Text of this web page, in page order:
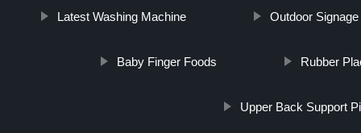
Latest Washing Machine Outdoor
Baby Finger Foods Rubber
Upper Back Support